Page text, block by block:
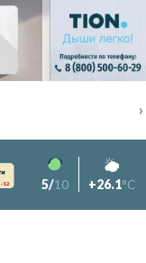
›
-1.2 5/10 +26.1°C